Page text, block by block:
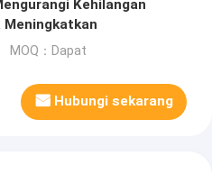
Kehilangan
MOQ：Dapat
Hubungi sekarang